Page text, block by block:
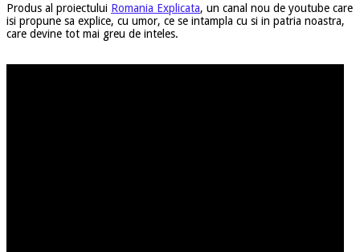
Produs al proiectului Romania Explicata, un canal nou de youtube care
isi propune sa explice, cu umor, ce se intampla cu si in patria noastra,
care devine tot mai greu de inteles.